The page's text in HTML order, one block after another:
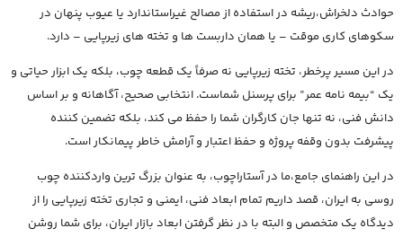
حوادث دلخراش،ریشه در استفاده از مصالح غیراستاندارد یا عیوب پنهان در
سکوهای کاری موقت – یا همان داربست ها و تخته های زیرپایی – دارد.
در این مسیر پرخطر، تخته زیرپایی نه صرفاً یک قطعه چوب، بلکه یک ابزار حیاتی و
یک “بیمه نامه عمر” برای پرسنل شماست. انتخابی صحیح، آگاهانه و بر اساس
دانش فنی، نه تنها جان کارگران شما را حفظ می کند، بلکه تضمین کننده
پیشرفت بدون وقفه پروژه و حفظ اعتبار و آرامش خاطر پیمانکار است.
در این راهنمای جامع،ما در آستاراچوب، به عنوان بزرگ ترین واردکننده چوب
روسی به ایران، قصد داریم تمام ابعاد فنی، ایمنی و تجاری تخته زیرپایی را از
دیدگاه یک متخصص و البته با در نظر گرفتن ابعاد بازار ایران، برای شما روشن